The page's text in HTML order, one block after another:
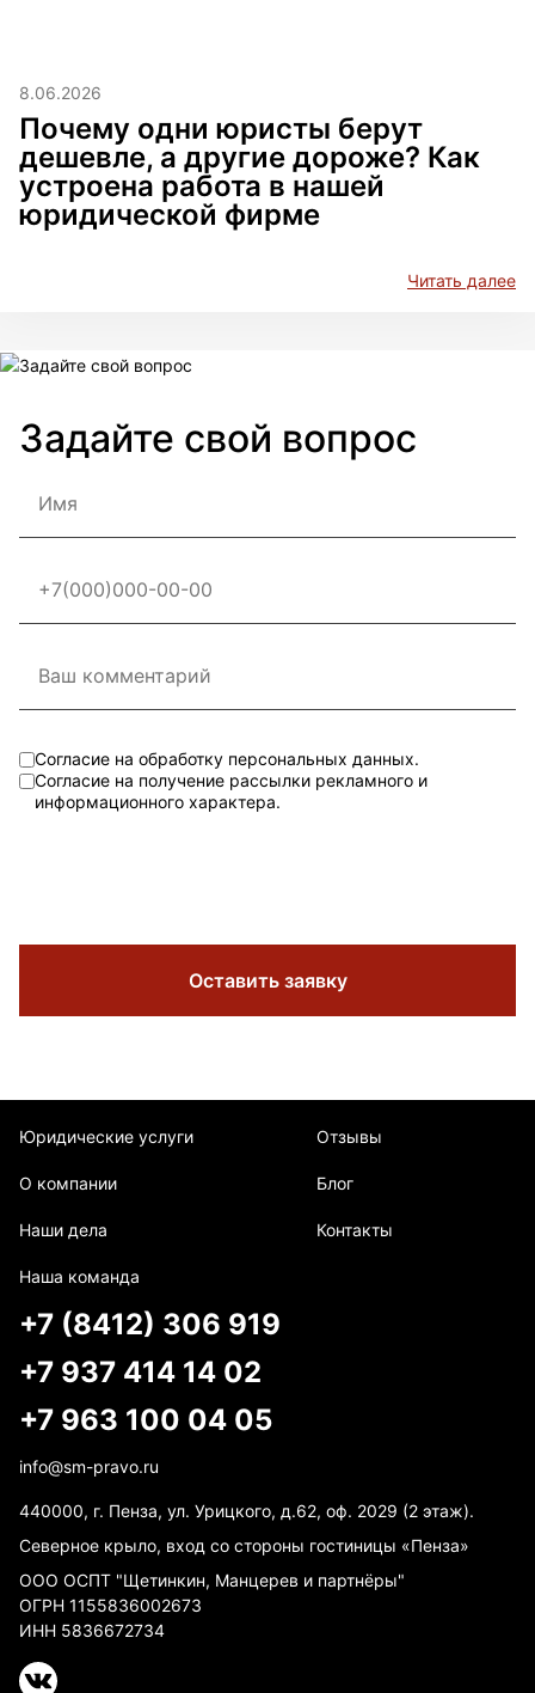
8.06.2026
Почему одни юристы берут
дешевле, а другие дороже? Как
устроена работа в нашей
юридической фирме
Читать далее
Задайте свой вопрос
Согласие на обработку персональных данных.
Согласие на получение рассылки рекламного и
информационного характера.
Оставить заявку
Юридические услуги
О компании
Наши дела
Наша команда
Отзывы
Блог
Контакты
info@sm-pravo.ru
440000, г. Пенза, ул. Урицкого, д.62, оф. 2029 (2 этаж).
Северное крыло, вход со стороны гостиницы «Пенза»
ООО ОСПТ "Щетинкин, Манцерев и партнёры"
ОГРН 1155836002673
ИНН 5836672734
+7 (8412) 306 919
+7 937 414 14 02
+7 963 100 04 05